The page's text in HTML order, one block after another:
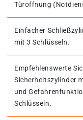
Türoffnung
Einfacher
mit 3 Schlüsseln.
Empfehlenswerte
Sicherheitszylinder
und
Schlüsseln.